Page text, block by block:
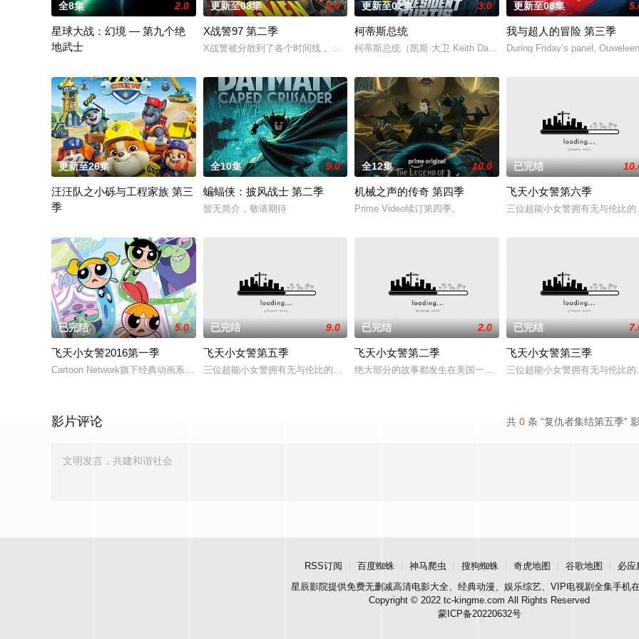
全8集 2.0
星球大战：幻境 — 第九个绝
地武士
更新至08集 9.0
X战警97 第二季
X战警被分散到了各个时间线，从过去，到未来，而他们将在最脆弱的时间点遭遇袭击——如今，1990年代
更新至02集 3.0
柯蒂斯总统
柯蒂斯总统（凯斯·大卫 Keith David 配音）及其古怪的幕僚团队将
更新至08集
我与超人的冒险 第三季
During Friday’s panel,
更新至26集 6.0
汪汪队之小砾与工程家族 第三
季
全10集 9.0
蝙蝠侠：披风战士 第二季
暂无简介，敬请期待
全12集 10.0
机械之声的传奇 第四季
Prime Video续订第四季。
已完结
飞天小女警第六季
三位超能小女警拥有无与伦比
已完结 5.0
飞天小女警2016第一季
Cartoon Network旗下经典动画系列飞天小女警又卷土重来啦！糖、香料和各种美好的东西，外加神秘的黑色化学物质「X」，花花（Blossom
已完结 9.0
飞天小女警第五季
三位超能小女警拥有无与伦比的超级力量，她们在睡前打击犯罪，用自己的“女孩力量”守护家园和身边的小
已完结 2.0
飞天小女警第二季
绝大部分的故事都发生在美国一个名为小镇村（The City of
已完结
飞天小女警第三季
三位超能小女警拥有无与伦比
共 0 条 “复仇者集结第五季”
影片评论
RSS订阅 百度蜘蛛 神马爬虫 搜狗蜘蛛 奇虎地图 谷歌地图
必应
星辰影院提供免费无删减高清电影大全、经典动漫、娱乐综艺、VIP电视剧全集手机
Copyright © 2022 tc-kingme.com All Rights Reserved
蒙ICP备20220632号